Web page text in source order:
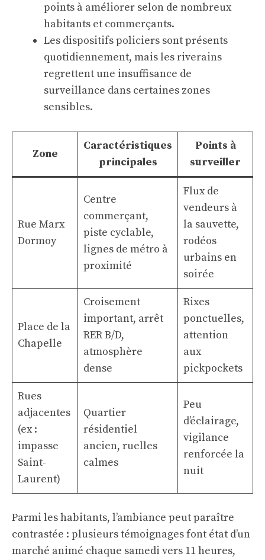
points à améliorer selon de nombreux
habitants et commerçants.
Les dispositifs policiers sont présents
quotidiennement, mais les riverains
regrettent une insuffisance de
surveillance dans certaines zones
sensibles.
Zone
Caractéristiques
principales
Points à
surveiller
Rue Marx
Dormoy
Centre
commerçant,
piste cyclable,
lignes de métro à
proximité
Flux de
vendeurs à
la sauvette,
rodéos
urbains en
soirée
Place de la
Chapelle
Croisement
important, arrêt
RER B/D,
atmosphère
dense
Rixes
ponctuelles,
attention
aux
pickpockets
Rues
adjacentes
(ex :
impasse
Saint-
Laurent)
Quartier
résidentiel
ancien, ruelles
calmes
Peu
d’éclairage,
vigilance
renforcée la
nuit
Parmi les habitants, l’ambiance peut paraître
contrastée : plusieurs témoignages font état d’un
marché animé chaque samedi vers 11 heures,